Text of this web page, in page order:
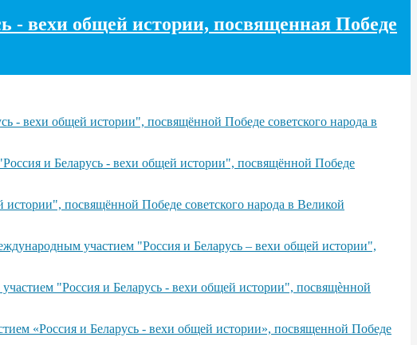
- вехи общей истории, посвященная Победе
- вехи общей истории", посвящённой Победе советского народа в
и Беларусь - вехи общей истории", посвящённой Победе
посвящённой Победе советского народа в Великой
участием "Россия и Беларусь – вехи общей истории",
"Россия и Беларусь - вехи общей истории", посвящѐнной
«Россия и Беларусь - вехи общей истории», посвященной Победе